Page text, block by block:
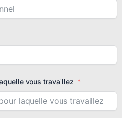
vous travaillez